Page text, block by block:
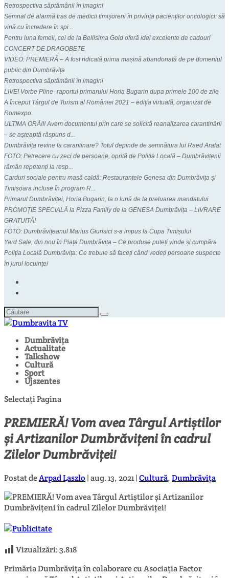
Retrospectiva săptămânii în imagini
Semnal de alarmă tras de medicii timișoreni în privința pacienților oncologici: să
vină cu încredere în spi...
Pentru luna femeii, cei de la Bellisima Gold oferă idei excelente de cadouri
CONCERT DE DRAGOBETE
VIDEO: PREMIERĂ – A fost ridicată prima mașină abandonată de pe domeniul
public din Dumbrăvița
Retrospectiva săptămânii în imagini
LIVE! Vorbe Pline- raportul primarului Horia Bugarin dupa primele 100 de zile
A început Târgul de Turism al României 2021 – ediția virtuală, organizat de
Romexpo
ULTIMA ORĂ!!! Avem documentul prin care se solicită reanalizarea carantinării
– se așteaptă răspuns d...
Dumbrăvița revine la carantinare? Totul depinde de semnătura lui Raed Arafat
FOTO: Petrecere cu zeci de persoane, oprită de Poliția Locală – Dumbrăvițenii
rămân repetenți la resp...
Carduri sociale pentru masă caldă: Restaurantele Genesa din Dumbrăvița și
Timișoara incluse în program R...
Primarul Dumbrăviței, Horia Bugarin, la o lună de la preluarea mandatului
PROMOȚIE SPECIALĂ la Pizza Family de la GENESA Dumbrăvița – LIVRARE
GRATUITĂ!
FOTO: Dumbrăvițeanul Marius Giurisici s-a impus la Cupa Timișului
Yard Sale, din nou în Piața Dumbrăvița – Ce produse puteți vinde și cumpăra
Poliția Locală Dumbrăvița: Ce trebuie să faceți când vedeți persoane suspecte
în jurul locuinței
Dumbrăvița
Actualitate
Talkshow
Cultură
Sport
Újszentes
Selectați Pagina
PREMIERĂ! Vom avea Târgul Artiștilor
și Artizanilor Dumbrăvițeni în cadrul
Zilelor Dumbrăviței!
Postat deArpad Laszlo |aug. 13, 2021|Cultură,Dumbrăvița
Vizualizări:3.818
Primăria Dumbrăvița în colaborare cu Asociația Factor